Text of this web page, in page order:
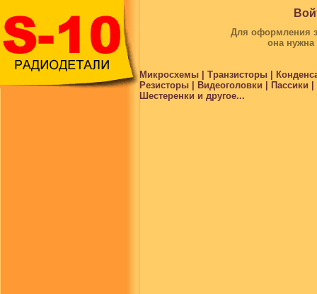
Для оформления
она
Микросхемы | Транзисторы |
Резисторы | Видеоголовки |
Шестеренки и другое...